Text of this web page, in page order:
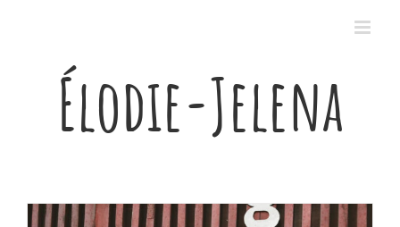
Élodie-Jelena